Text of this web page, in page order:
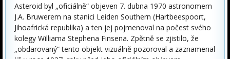
Asteroid byl „oficiálně“ objeven 7. dubna 1970 astronomem
J.A. Bruwerem na stanici Leiden Southern (Hartbeespoort,
Jihoafrická republika) a ten jej pojmenoval na počest svého
kolegy Williama Stephena Finsena. Zpětně se zjistilo, že
„obdarovaný“ tento objekt vizuálně pozoroval a zaznamenal